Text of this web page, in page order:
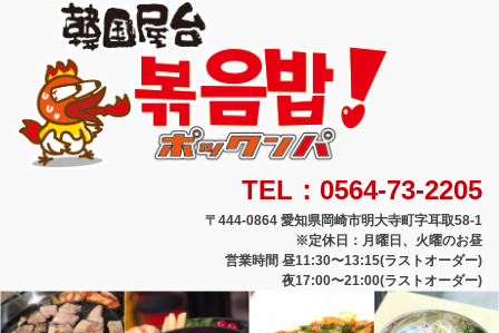
TEL：0564-73-2205
〒444-0864 愛知県岡崎市明大寺町字耳取58-1
※定休日：月曜日、火曜のお昼
営業時間 昼11:30〜13:15(ラストオーダー)
夜17:00〜21:00(ラストオーダー)